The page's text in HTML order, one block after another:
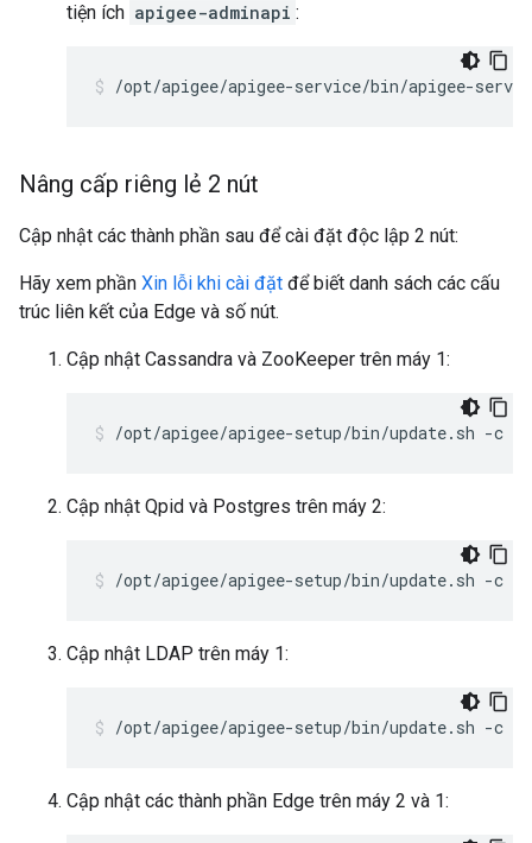
tiện ích apigee-adminapi :
/opt/apigee/apigee-service/bin/apigee-
Nâng cấp riêng lẻ 2 nút
Cập nhật các thành phần sau để cài đặt độc lập 2 nút:
Hãy xem phần Xin lỗi khi cài đặt để biết danh sách các cấu
trúc liên kết của Edge và số nút.
Cập nhật Cassandra và ZooKeeper trên máy 1:
/opt/apigee/apigee-setup/bin/update.sh -c
Cập nhật Qpid và Postgres trên máy 2:
/opt/apigee/apigee-setup/bin/update.sh -c
Cập nhật LDAP trên máy 1:
/opt/apigee/apigee-setup/bin/update.sh -c
Cập nhật các thành phần Edge trên máy 2 và 1: